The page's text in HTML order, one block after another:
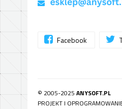
Facebook
© 2005-2025 ANYSOFT.PL
PROJEKT I